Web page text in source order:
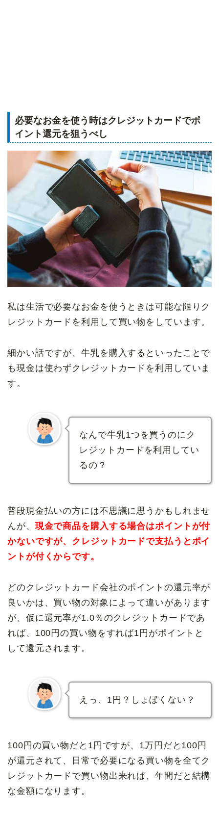
必要なお金を使う時はクレジットカードでポ
イント還元を狙うべし
私は生活で必要なお金を使うときは可能な限りク
レジットカードを利用して買い物をしています。
細かい話ですが、牛乳を購入するといったことで
も現金は使わずクレジットカードを利用していま
す。
なんで牛乳1つを買うのにク
レジットカードを利用してい
るの？
普段現金払いの方には不思議に思うかもしれませ
んが、 現金で商品を購入する場合はポイントが付
かないですが、クレジットカードで支払うとポイ
ントが付くからです。
どのクレジットカード会社のポイントの還元率が
良いかは、買い物の対象によって違いがあります
が、仮に還元率が1.0％のクレジットカードであ
れば、100円の買い物をすれば1円がポイントと
して還元されます。
えっ、1円？しょぼくない？
100円の買い物だと1円ですが、1万円だと100円
が還元されて、日常で必要になる買い物を全てク
レジットカードで買い物出来れば、年間だと結構
な金額になります。